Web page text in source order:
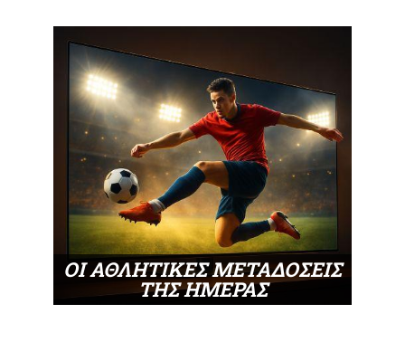
ΟΙ ΑΘΛΗΤΙΚΕΣ ΜΕΤΑΔΟΣΕΙΣ
ΤΗΣ ΗΜΕΡΑΣ